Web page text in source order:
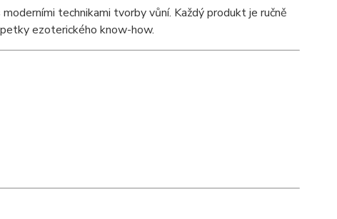
technikami tvorby vůní. Každý produkt je ručně
ezoterického know-how.